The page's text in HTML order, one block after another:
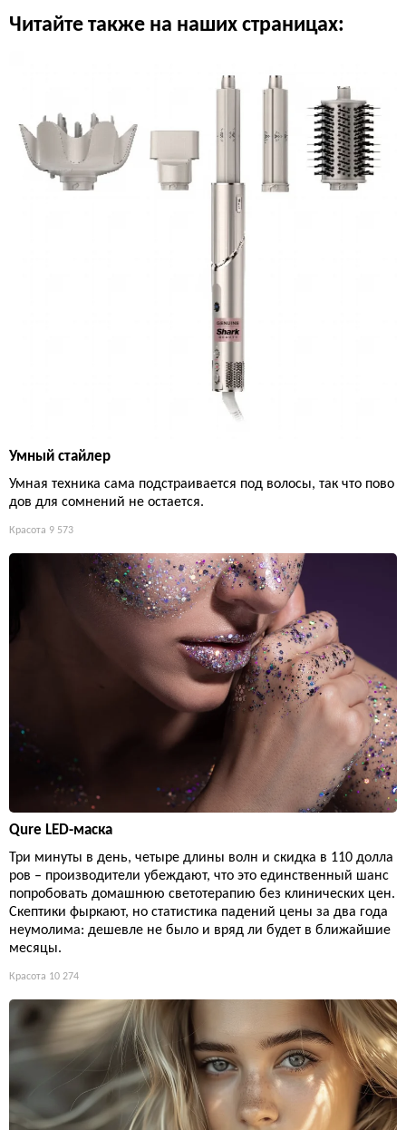
Читайте также на наших страницах:
Умный стайлер
Умная техника сама подстраивается под волосы, так что пово
дов для сомнений не остается.
Красота 9 573
Qure LED-маска
Три минуты в день, четыре длины волн и скидка в 110 долла
ров – производители убеждают, что это единственный шанс
попробовать домашнюю светотерапию без клинических цен.
Скептики фыркают, но статистика падений цены за два года
неумолима: дешевле не было и вряд ли будет в ближайшие
месяцы.
Красота 10 274